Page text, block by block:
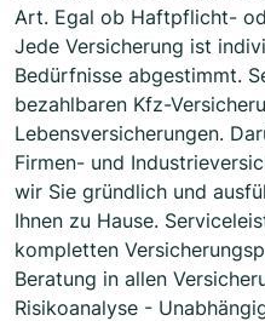
Art. Egal ob Haftpflicht-
Jede Versicherung ist
Bedürfnisse abgestimmt.
bezahlbaren Kfz-
Lebensversicherungen.
Firmen- und
wir Sie gründlich und
Ihnen zu Hause.
kompletten
Beratung in allen
Risikoanalyse -